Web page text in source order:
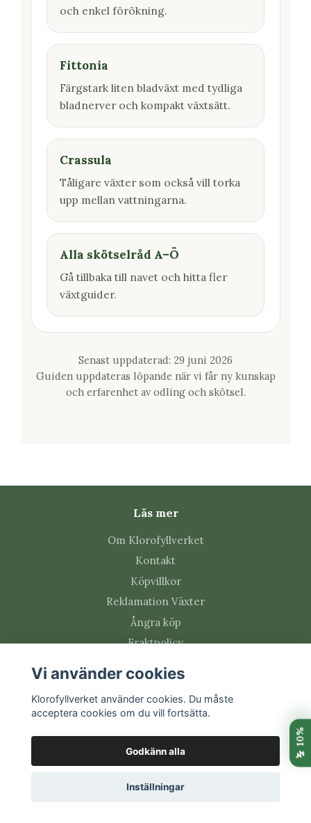
och enkel förökning.
Fittonia
Färgstark liten bladväxt med tydliga
bladnerver och kompakt växtsätt.
Crassula
Tåligare växter som också vill torka
upp mellan vattningarna.
Alla skötselråd A–Ö
Gå tillbaka till navet och hitta fler
växtguider.
Senast uppdaterad: 29 juni 2026
Guiden uppdateras löpande när vi får ny kunskap
och erfarenhet av odling och skötsel.
Läs mer
Om Klorofyllverket
Kontakt
Köpvillkor
Reklamation Växter
Ångra köp
Fraktpolicy
Att handla växter online
Omdömen från kunder
Vanliga frågor (FAQ)
Växtskötsel
Vi använder cookies
Klorofyllverket använder cookies. Du måste
acceptera cookies om du vill fortsätta.
Godkänn alla
Inställningar